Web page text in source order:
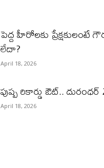
పెద్ద హీరోల‌కు ప్రేక్ష‌కులంటే
లేదా?
April 18, 2026
పుష్ప రికార్డు ఔట్‌..
April 18, 2026